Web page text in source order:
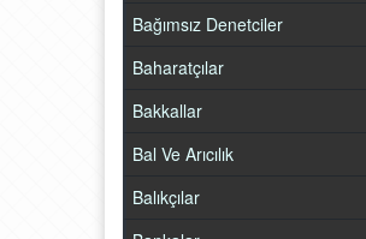
Bağımsız Denetciler
Baharatçılar
Bakkallar
Bal Ve Arıcılık
Balıkçılar